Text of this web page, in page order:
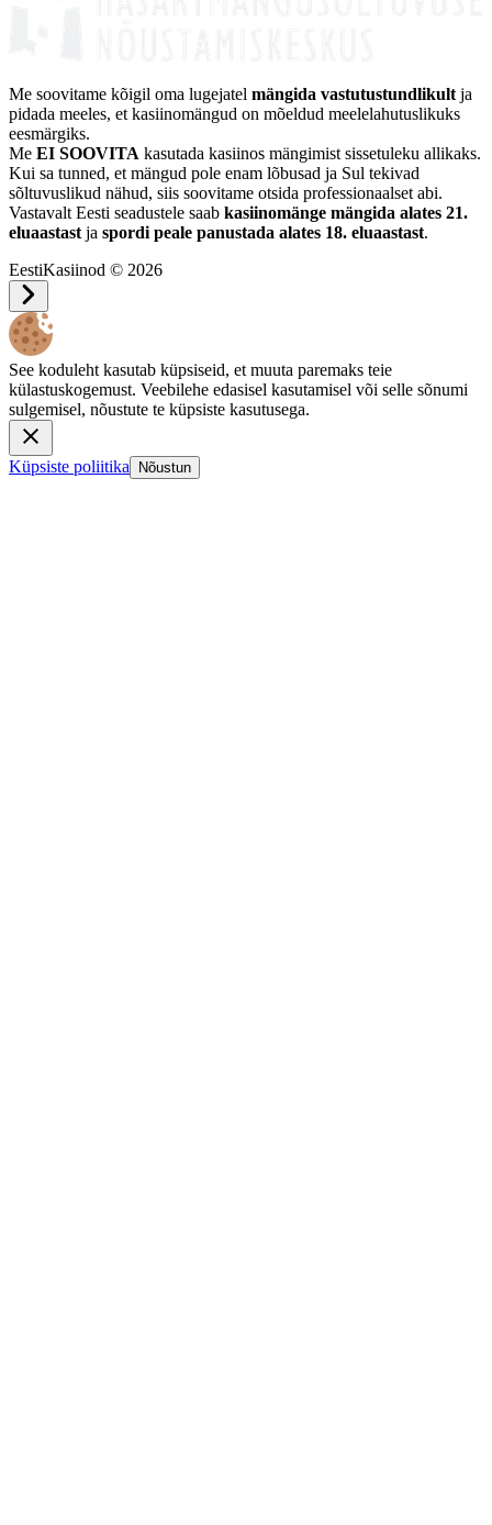
Me soovitame kõigil oma lugejatel mängida vastutustundlikult ja
pidada meeles, et kasiinomängud on mõeldud meelelahutuslikuks
eesmärgiks.
Me EI SOOVITA kasutada kasiinos mängimist sissetuleku allikaks.
Kui sa tunned, et mängud pole enam lõbusad ja Sul tekivad
sõltuvuslikud nähud, siis soovitame otsida professionaalset abi.
Vastavalt Eesti seadustele saab kasiinomänge mängida alates 21.
eluaastast ja spordi peale panustada alates 18. eluaastast.
EestiKasiinod © 2026
See koduleht kasutab küpsiseid, et muuta paremaks teie
külastuskogemust. Veebilehe edasisel kasutamisel või selle sõnumi
sulgemisel, nõustute te küpsiste kasutusega.
Küpsiste poliitika Nõustun